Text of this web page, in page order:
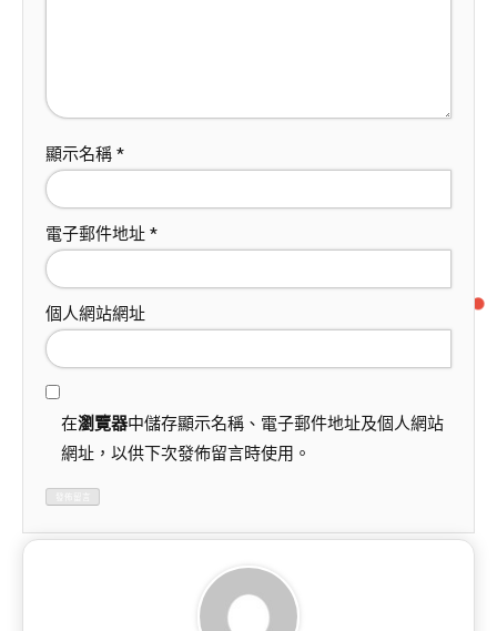
顯示名稱 *
電子郵件地址 *
個人網站網址
在瀏覽器中儲存顯示名稱、電子郵件地址及個人網站
網址，以供下次發佈留言時使用。